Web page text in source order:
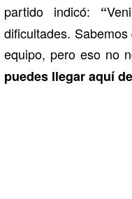
partido indicó: “
dificultades.
equipo, pero eso no
puedes llegar aquí